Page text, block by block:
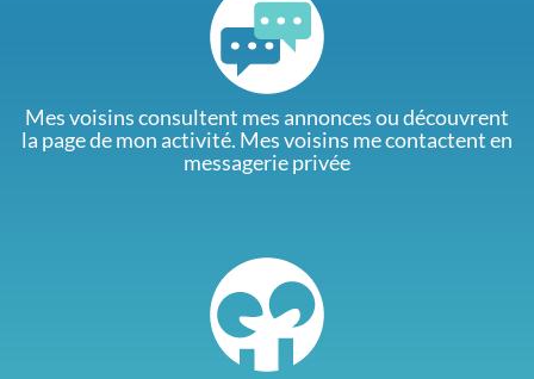
Mes voisins consultent mes annonces ou découvrent
la page de mon activité. Mes voisins me contactent en
messagerie privée